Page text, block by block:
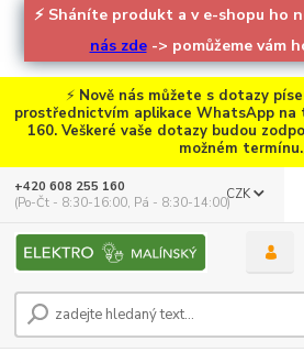
⚡ Sháníte produkt a v e-shopu ho
nás zde-> pomůžeme vám
⚡ Nově nás můžete s dotazy
prostřednictvím aplikace WhatsApp na
160. Veškeré vaše dotazy budou
možném termínu.
CZK
+420 608 255 160
(Po-Čt - 8:30-16:00, Pá - 8:30-14:00)